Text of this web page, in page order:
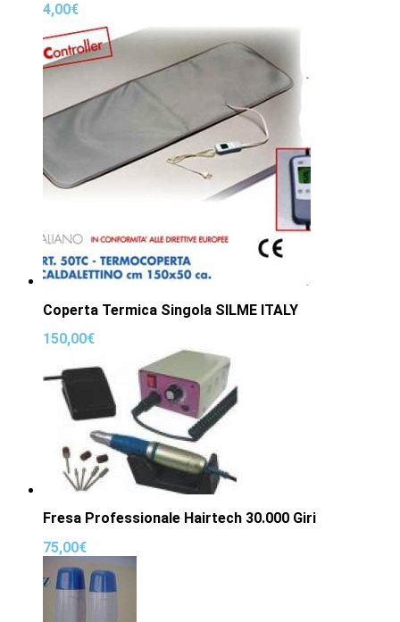
4,00€
Coperta Termica Singola SILME ITALY
150,00€
Fresa Professionale Hairtech 30.000 Giri
75,00€